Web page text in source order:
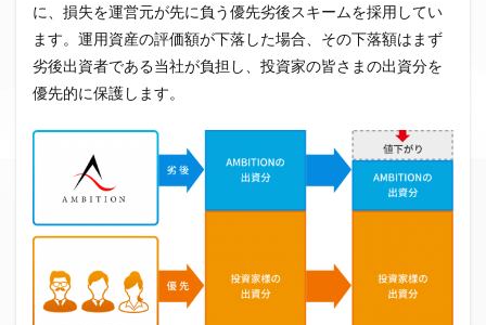
に、損失を運営元が先に負う優先劣後スキームを採用してい
ます。運用資産の評価額が下落した場合、その下落額はまず
劣後出資者である当社が負担し、投資家の皆さまの出資分を
優先的に保護します。